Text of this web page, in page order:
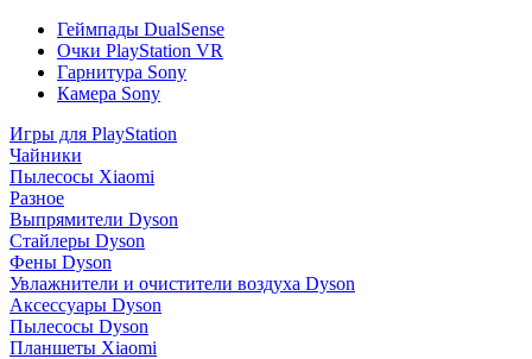
Геймпады DualSense
Очки PlayStation VR
Гарнитура Sony
Камера Sony
Игры для PlayStation
Чайники
Пылесосы Xiaomi
Разное
Выпрямители Dyson
Стайлеры Dyson
Фены Dyson
Увлажнители и очистители воздуха Dyson
Аксессуары Dyson
Пылесосы Dyson
Планшеты Xiaomi